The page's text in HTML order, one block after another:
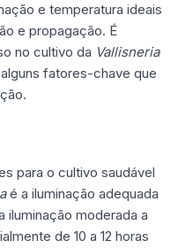
e temperatura ideais
e propagação. É
no cultivo da Vallisneria
fatores-chave que
para o cultivo saudável
é a iluminação adequada
iluminação moderada a
de 10 a 12 horas